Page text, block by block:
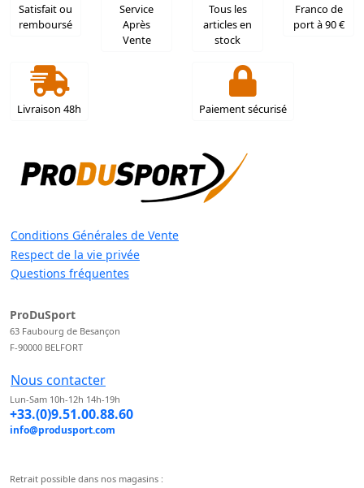
Satisfait ou
remboursé
Service
Après
Vente
Tous les
articles en
stock
Franco de
port à 90 €
Livraison 48h Paiement sécurisé
Conditions Générales de Vente
Respect de la vie privée
Questions fréquentes
ProDuSport
63 Faubourg de Besançon
F-90000 BELFORT
Nous contacter
Lun-Sam 10h-12h 14h-19h
+33.(0)9.51.00.88.60
info@produsport.com
Retrait possible dans nos magasins :